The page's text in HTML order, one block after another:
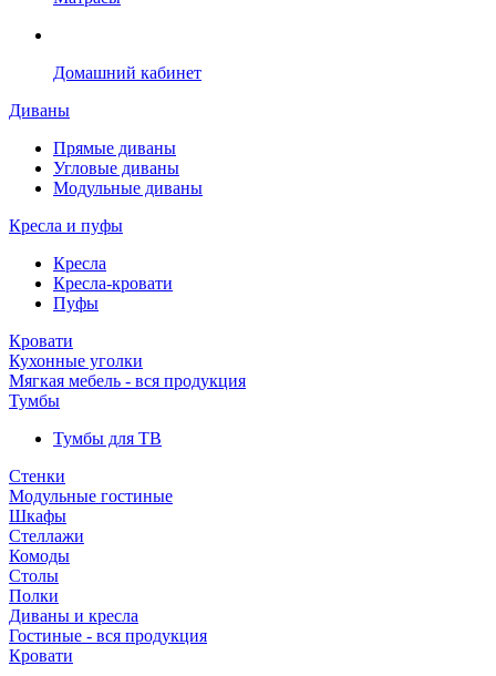
Домашний кабинет
Диваны
Прямые диваны
Угловые диваны
Модульные диваны
Кресла и пуфы
Кресла
Кресла-кровати
Пуфы
Кровати
Кухонные уголки
Мягкая мебель - вся продукция
Тумбы
Тумбы для ТВ
Стенки
Модульные гостиные
Шкафы
Стеллажи
Комоды
Столы
Полки
Диваны и кресла
Гостиные - вся продукция
Кровати